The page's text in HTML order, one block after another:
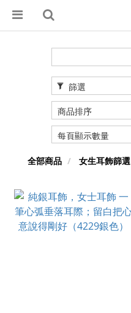
篩選
全部商品 女生耳飾篩選